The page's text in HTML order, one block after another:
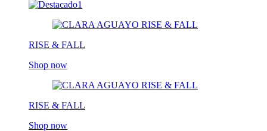
RISE & FALL
Shop now
RISE & FALL
Shop now